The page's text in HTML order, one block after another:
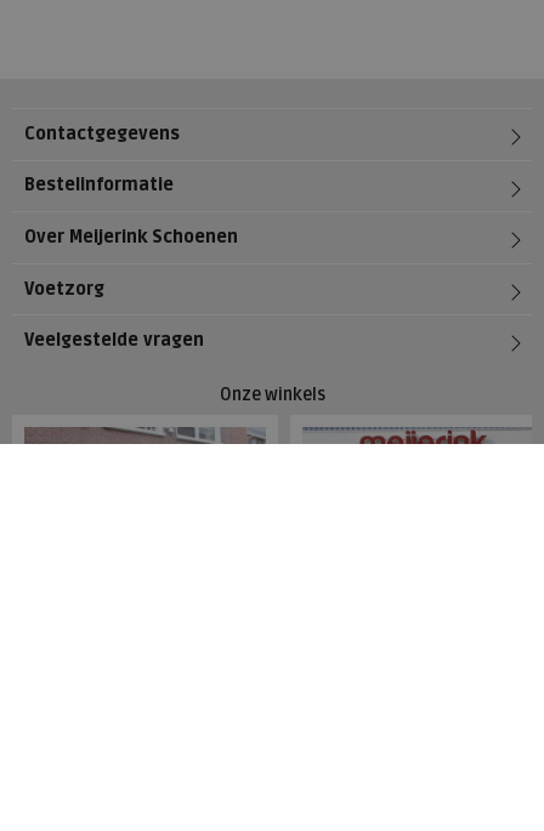
Contactgegevens
Bestelinformatie
Over Meijerink Schoenen
Voetzorg
Veelgestelde vragen
Onze winkels